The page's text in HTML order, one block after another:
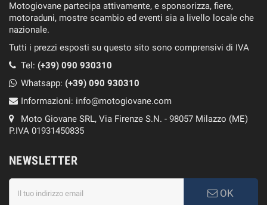
Motogiovane partecipa attivamente, e sponsorizza, fiere,
motoraduni, mostre scambio ed eventi sia a livello locale che
nazionale.
Tutti i prezzi esposti su questo sito sono comprensivi di IVA
Tel: (+39) 090 930310
Whatsapp: (+39) 090 930310
Informazioni: info@motogiovane.com
Moto Giovane SRL, Via Firenze S.N. - 98057 Milazzo (ME)
P.IVA 01931450835
NEWSLETTER
OK